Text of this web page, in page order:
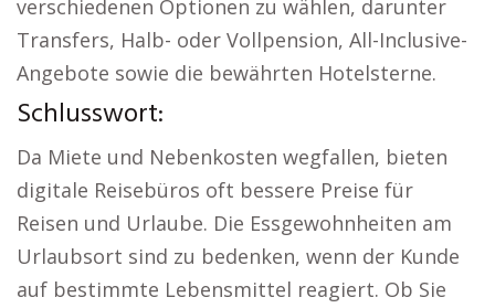
verschiedenen Optionen zu wählen, darunter
Transfers, Halb- oder Vollpension, All-Inclusive-
Angebote sowie die bewährten Hotelsterne.
Schlusswort:
Da Miete und Nebenkosten wegfallen, bieten
digitale Reisebüros oft bessere Preise für
Reisen und Urlaube. Die Essgewohnheiten am
Urlaubsort sind zu bedenken, wenn der Kunde
auf bestimmte Lebensmittel reagiert. Ob Sie